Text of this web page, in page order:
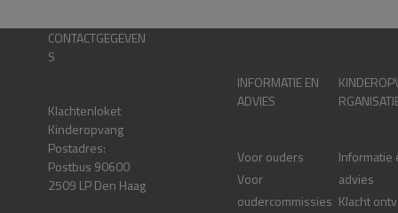
CONTACTGEGEVEN
S
Klachtenloket
Kinderopvang
Postadres:
Postbus 90600
2509 LP Den Haag
INFORMATIE EN
ADVIES
Voor ouders
Voor
oudercommissies
Informatie
advies
Klacht